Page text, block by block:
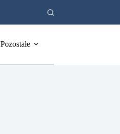
Pozostałe